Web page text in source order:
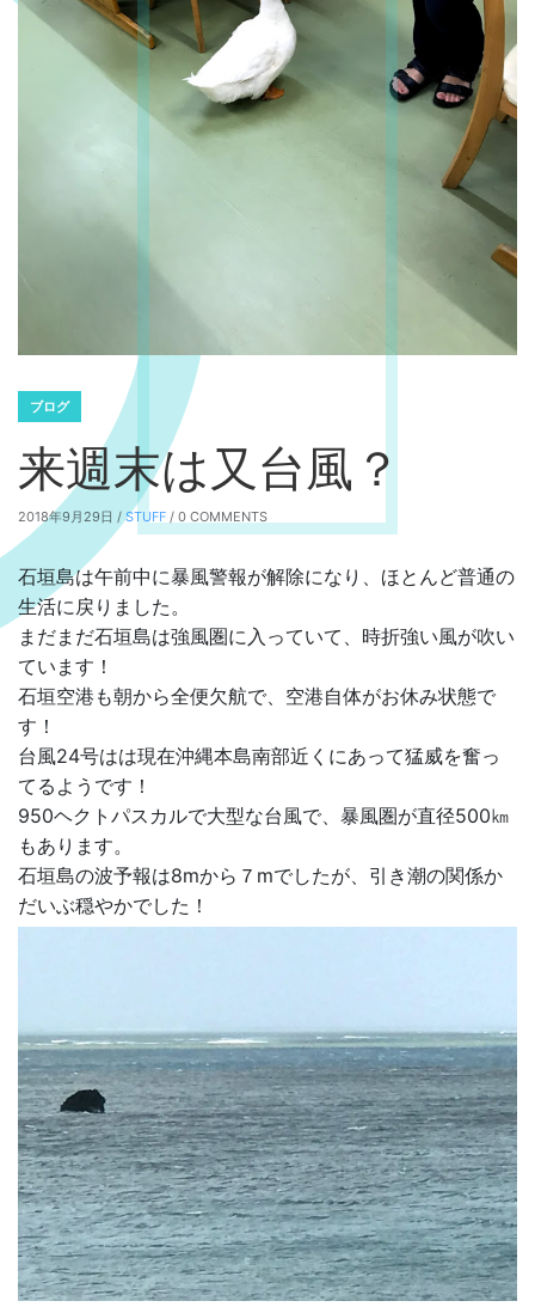
ブログ
来週末は又台風？
2018年9月29日 / STUFF / 0 COMMENTS
石垣島は午前中に暴風警報が解除になり、ほとんど普通の
生活に戻りました。
まだまだ石垣島は強風圏に入っていて、時折強い風が吹い
ています！
石垣空港も朝から全便欠航で、空港自体がお休み状態で
す！
台風24号はは現在沖縄本島南部近くにあって猛威を奮っ
てるようです！
950ヘクトパスカルで大型な台風で、暴風圏が直径500㎞
もあります。
石垣島の波予報は8mから７mでしたが、引き潮の関係か
だいぶ穏やかでした！